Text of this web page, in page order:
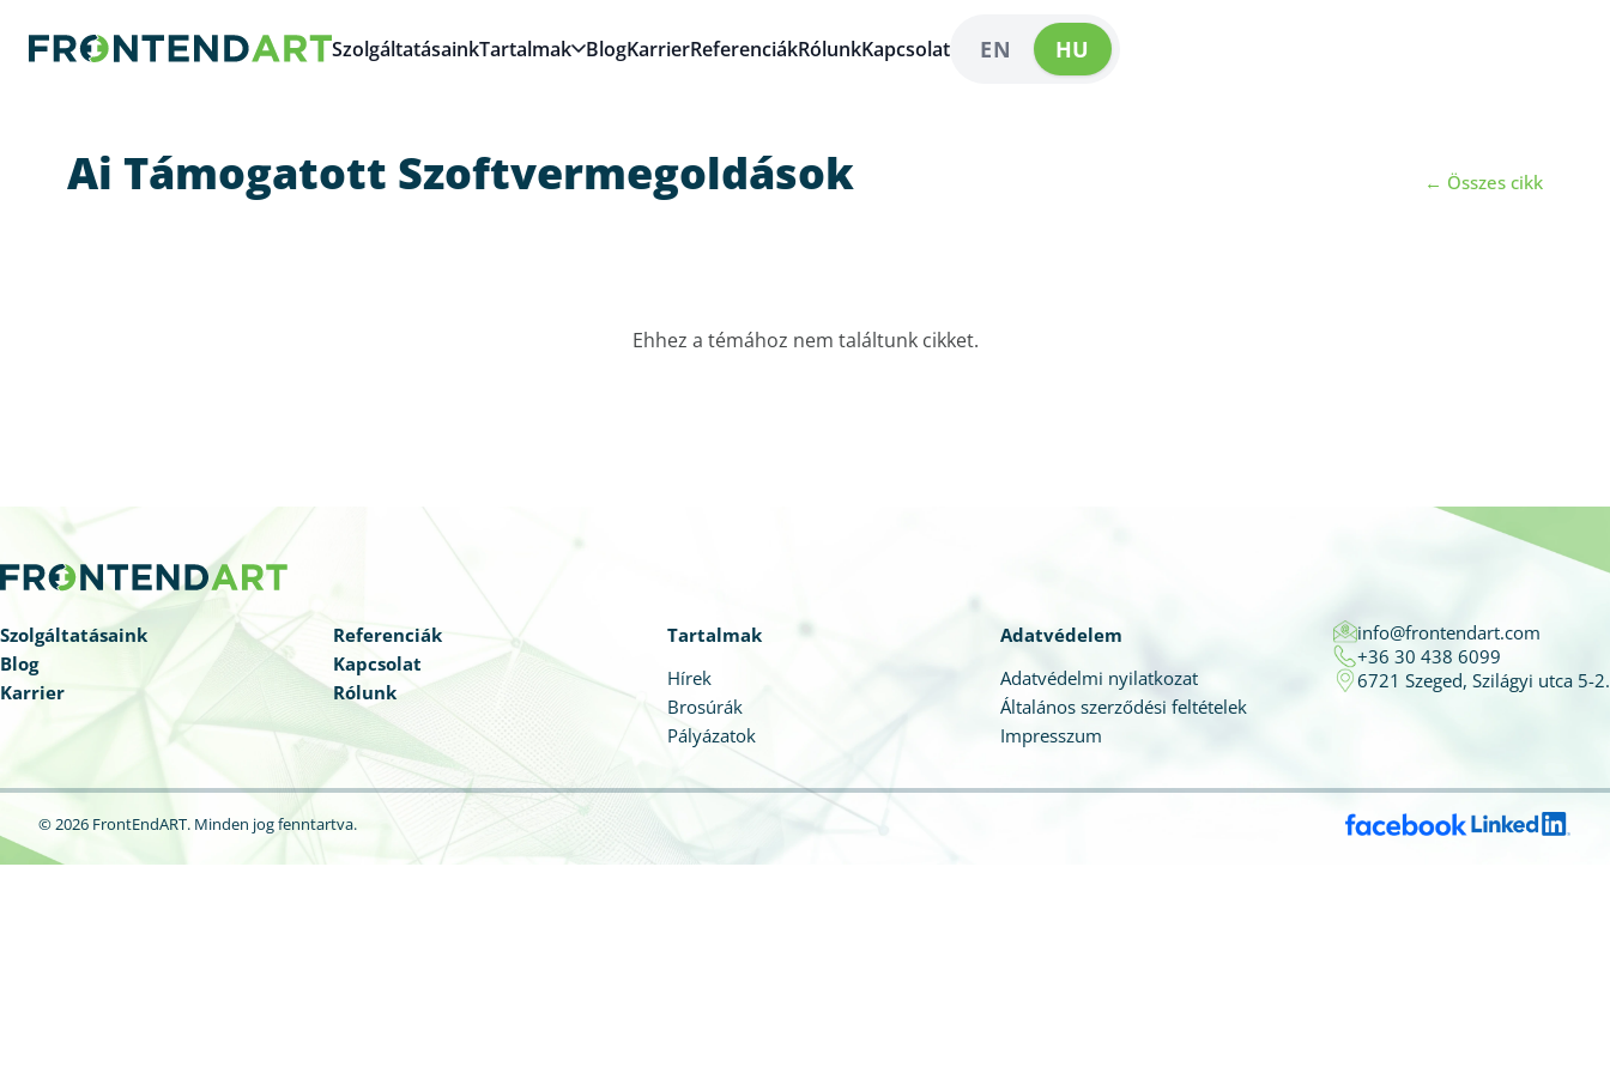
SzolgáltatásainkTartalmak BlogKarrierReferenciákRólunkKapcsolat EN HU
Ai Támogatott Szoftvermegoldások ← Összes cikk
Ehhez a témához nem találtunk cikket.
Szolgáltatásaink
Blog
Karrier
Referenciák
Kapcsolat
Rólunk
Tartalmak
Hírek
Brosúrák
Pályázatok
Adatvédelem
Adatvédelmi nyilatkozat
Általános szerződési feltételek
Impresszum
info@frontendart.com
+36 30 438 6099
6721 Szeged, Szilágyi utca 5-2.
© 2026 FrontEndART. Minden jog fenntartva.